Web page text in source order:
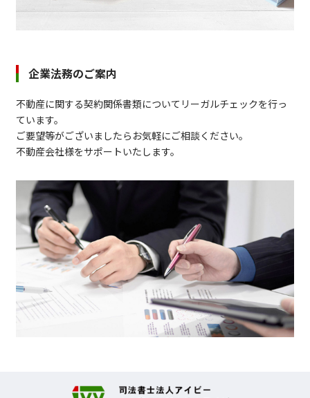
企業法務のご案内
不動産に関する契約関係書類についてリーガルチェックを行っ
ています。
ご要望等がございましたらお気軽にご相談ください。
不動産会社様をサポートいたします。